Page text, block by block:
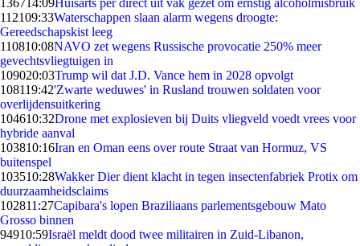
136714:09Huisarts per direct uit vak gezet om ernstig alcoholmisbruik
112109:33Waterschappen slaan alarm wegens droogte:
Gereedschapskist leeg
110810:08NAVO zet wegens Russische provocatie 250% meer
gevechtsvliegtuigen in
109020:03Trump wil dat J.D. Vance hem in 2028 opvolgt
108119:42'Zwarte weduwes' in Rusland trouwen soldaten voor
overlijdensuitkering
104610:32Drone met explosieven bij Duits vliegveld voedt vrees voor
hybride aanval
103810:16Iran en Oman eens over route Straat van Hormuz, VS
buitenspel
103510:28Wakker Dier dient klacht in tegen insectenfabriek Protix om
duurzaamheidsclaims
102811:27Capibara's lopen Braziliaans parlementsgebouw Mato
Grosso binnen
94910:59Israël meldt dood twee militairen in Zuid-Libanon,